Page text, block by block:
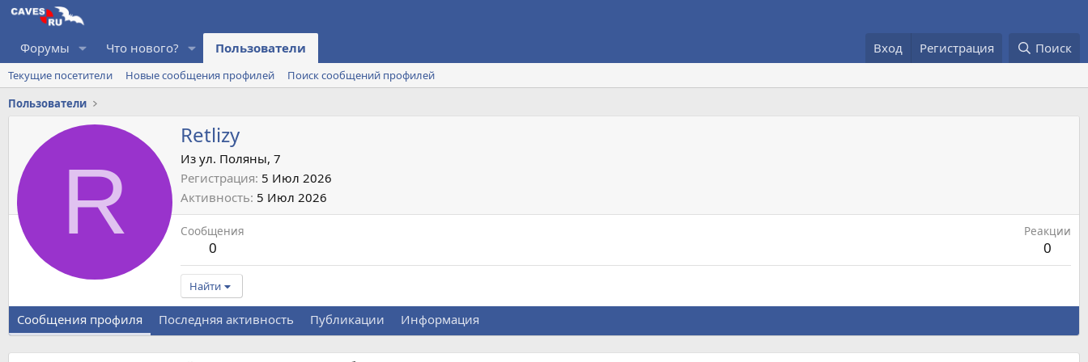
Форумы Что нового? Пользователи Вход Регистрация Поиск
Текущие посетители Новые сообщения профилей
Поиск сообщений профилей
Пользователи
R
Retlizy
Из ул. Поляны, 7
Регистрация 5 Июл 2026
Активность 5 Июл 2026
Сообщения
0
Реакции
0
Найти
Сообщения профиля Последняя активность Публикации Информация